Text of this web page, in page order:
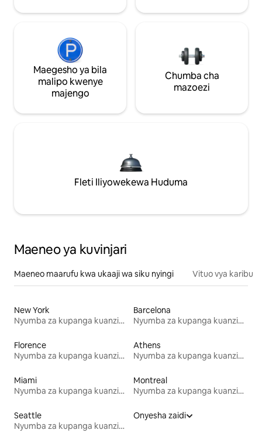
Maegesho ya bila
malipo kwenye
majengo
Chumba cha
mazoezi
Fleti Iliyowekewa Huduma
Maeneo ya kuvinjari
Maeneo maarufu kwa ukaaji wa siku nyingi Vituo vya karibu
New York
Nyumba za kupanga kuanzia mwezi mmoja
Barcelona
Nyumba za kupanga kuanzia mwezi mmoja
Florence
Nyumba za kupanga kuanzia mwezi mmoja
Athens
Nyumba za kupanga kuanzia mwezi mmoja
Miami
Nyumba za kupanga kuanzia mwezi mmoja
Montreal
Nyumba za kupanga kuanzia mwezi mmoja
Seattle
Nyumba za kupanga kuanzia mwezi mmoja
Onyesha zaidi